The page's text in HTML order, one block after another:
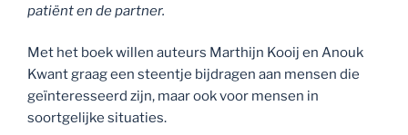
patiënt en de partner.
Met het boek willen auteurs Marthijn Kooij en Anouk
Kwant graag een steentje bijdragen aan mensen die
geïnteresseerd zijn, maar ook voor mensen in
soortgelijke situaties.